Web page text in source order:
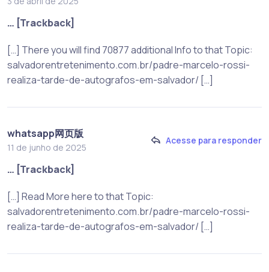
… [Trackback]
[…] There you will find 70877 additional Info to that Topic:
salvadorentretenimento.com.br/padre-marcelo-rossi-
realiza-tarde-de-autografos-em-salvador/ […]
whatsapp网页版
11 de junho de 2025
Acesse para responder
… [Trackback]
[…] Read More here to that Topic:
salvadorentretenimento.com.br/padre-marcelo-rossi-
realiza-tarde-de-autografos-em-salvador/ […]